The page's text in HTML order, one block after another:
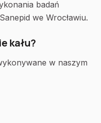
badań
we Wrocławiu.
kału?
w naszym